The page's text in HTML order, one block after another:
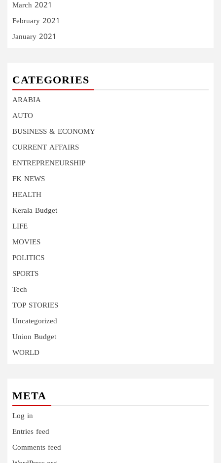
March 2021
February 2021
January 2021
CATEGORIES
ARABIA
AUTO
BUSINESS & ECONOMY
CURRENT AFFAIRS
ENTREPRENEURSHIP
FK NEWS
HEALTH
Kerala Budget
LIFE
MOVIES
POLITICS
SPORTS
Tech
TOP STORIES
Uncategorized
Union Budget
WORLD
META
Log in
Entries feed
Comments feed